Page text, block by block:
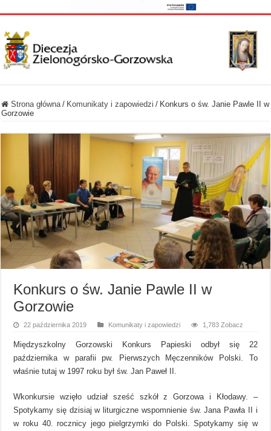
Strona główna / Komunikaty i zapowiedzi / Konkurs o św. Janie Pawle II w
Gorzowie
Konkurs o św. Janie Pawle II w
Gorzowie
22 października 2019 Komunikaty i zapowiedzi 1,783 Zobacz
Międzyszkolny Gorzowski Konkurs Papieski odbył się 22
października w parafii pw. Pierwszych Męczenników Polski. To
właśnie tutaj w 1997 roku był św. Jan Paweł II.
Wkonkursie wzięło udział sześć szkół z Gorzowa i Kłodawy. –
Spotykamy się dzisiaj w liturgiczne wspomnienie św. Jana Pawła II i
w roku 40. rocznicy jego pielgrzymki do Polski. Spotykamy się w